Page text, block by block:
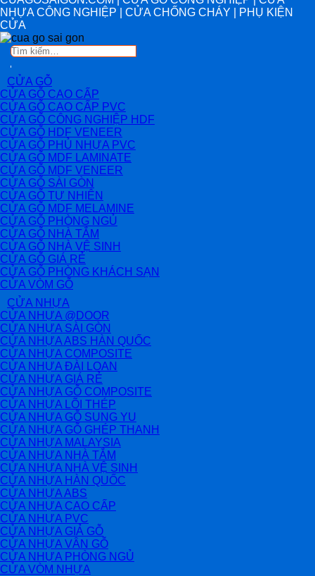
NHỰA CÔNG NGHIỆP | CỬA CHỐNG CHÁY | PHỤ KIỆN
CỬA
Tìm
CỬA GỖ
CỬA GỖ CAO CẤP
CỬA GỖ CAO CẤP PVC
CỬA GỖ CÔNG NGHIỆP HDF
CỬA GỖ HDF VENEER
CỬA GỖ PHỦ NHỰA PVC
CỬA GỖ MDF LAMINATE
CỬA GỖ MDF VENEER
CỬA GỖ SÀI GÒN
CỬA GỖ TỰ NHIÊN
CỬA GỖ MDF MELAMINE
CỬA GỖ PHÒNG NGỦ
CỬA GỖ NHÀ TẮM
CỬA GỖ NHÀ VỆ SINH
CỬA GỖ GIÁ RẺ
CỬA GỖ PHÒNG KHÁCH SẠN
CỬA VÒM GỖ
CỬA NHỰA
CỬA NHỰA @DOOR
CỬA NHỰA SÀI GÒN
CỬA NHỰA ABS HÀN QUỐC
CỬA NHỰA COMPOSITE
CỬA NHỰA ĐÀI LOAN
CỬA NHỰA GIÁ RẺ
CỬA NHỰA GỖ COMPOSITE
CỬA NHỰA LÕI THÉP
CỬA NHỰA GỖ SUNG YU
CỬA NHỰA GỖ GHÉP THANH
CỬA NHỰA MALAYSIA
CỬA NHỰA NHÀ TẮM
CỬA NHỰA NHÀ VỆ SINH
CỬA NHỰA HÀN QUỐC
CỬA NHỰA ABS
CỬA NHỰA CAO CẤP
CỬA NHỰA PVC
CỬA NHỰA GIẢ GỖ
CỬA NHỰA VÂN GỖ
CỬA NHỰA PHÒNG NGỦ
CỬA VÒM NHỰA